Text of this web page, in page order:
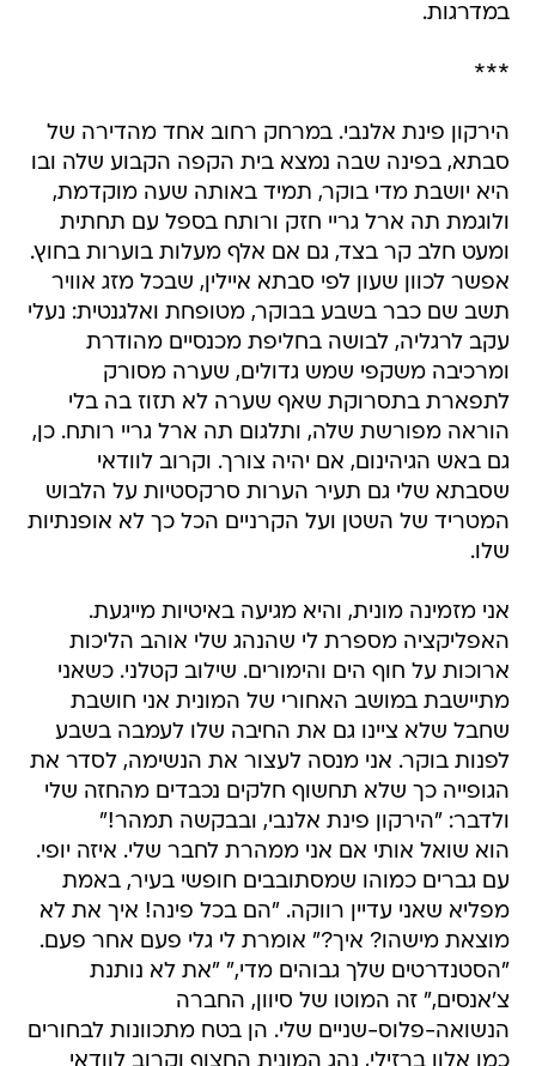
במדרגות.
***
הירקון פינת אלנבי. במרחק רחוב אחד מהדירה של
סבתא, בפינה שבה נמצא בית הקפה הקבוע שלה ובו
היא יושבת מדי בוקר, תמיד באותה שעה מוקדמת,
ולוגמת תה ארל גריי חזק ורותח בספל עם תחתית
ומעט חלב קר בצד, גם אם אלף מעלות בוערות בחוץ.
אפשר לכוון שעון לפי סבתא איילין, שבכל מזג אוויר
תשב שם כבר בשבע בבוקר, מטופחת ואלגנטית: נעלי
עקב לרגליה, לבושה בחליפת מכנסיים מהודרת
ומרכיבה משקפי שמש גדולים, שערה מסורק
לתפארת בתסרוקת שאף שערה לא תזוז בה בלי
הוראה מפורשת שלה, ותלגום תה ארל גריי רותח. כן,
גם באש הגיהינום, אם יהיה צורך. וקרוב לוודאי
שסבתא שלי גם תעיר הערות סרקסטיות על הלבוש
המטריד של השטן ועל הקרניים הכל כך לא אופנתיות
שלו.
אני מזמינה מונית, והיא מגיעה באיטיות מייגעת.
האפליקציה מספרת לי שהנהג שלי אוהב הליכות
ארוכות על חוף הים והימורים. שילוב קטלני. כשאני
מתיישבת במושב האחורי של המונית אני חושבת
שחבל שלא ציינו גם את החיבה שלו לעמבה בשבע
לפנות בוקר. אני מנסה לעצור את הנשימה, לסדר את
הגופייה כך שלא תחשוף חלקים נכבדים מהחזה שלי
ולדבר: "הירקון פינת אלנבי, ובבקשה תמהר!"
הוא שואל אותי אם אני ממהרת לחבר שלי. איזה יופי.
עם גברים כמוהו שמסתובבים חופשי בעיר, באמת
מפליא שאני עדיין רווקה. "הם בכל פינה! איך את לא
מוצאת מישהו? איך?" אומרת לי גלי פעם אחר פעם.
"הסטנדרטים שלך גבוהים מדי," "את לא נותנת
צ'אנסים," זה המוטו של סיוון, החברה
הנשואה-פלוס-שניים שלי. הן בטח מתכוונות לבחורים